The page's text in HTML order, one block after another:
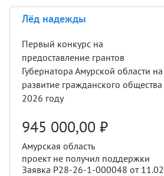
Лёд надежды
Первый конкурс на
предоставление грантов
Губернатора Амурской области на
развитие гражданского
2026 году
945 000,00 ₽
Амурская область
проект не получил поддержки
Заявка Р28-26-1-000048 от